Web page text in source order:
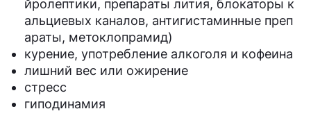
йролептики, препараты лития, блокаторы к
альциевых каналов, антигистаминные преп
араты, метоклопрамид)
курение, употребление алкоголя и кофеина
лишний вес или ожирение
стресс
гиподинамия